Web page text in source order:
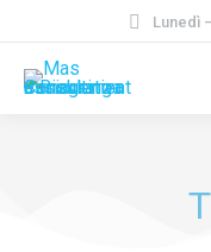
Lunedì